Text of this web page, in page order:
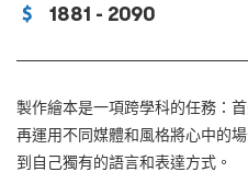
1881 - 2090
製作繪本是一項跨學科的任務：
再運用不同媒體和風格將心中的
到自己獨有的語言和表達方式。